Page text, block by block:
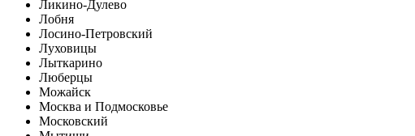
Ликино-Дулево
Лобня
Лосино-Петровский
Луховицы
Лыткарино
Люберцы
Можайск
Москва и Подмосковье
Московский